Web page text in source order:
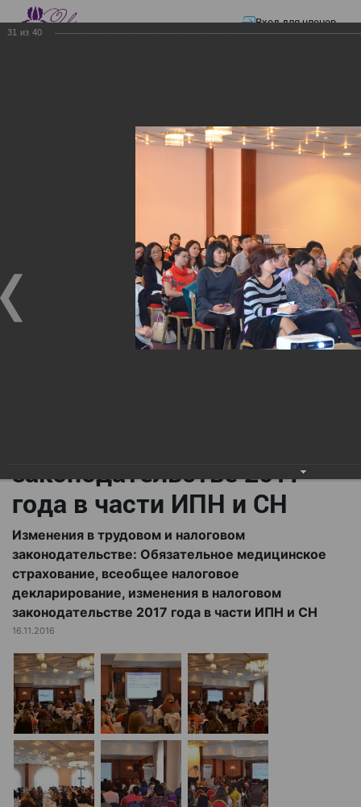
Вход для членов
Презентации—Изменения в трудовом и налоговом
законодательстве: Обязательное медицинское страхование, всеобщее
Изменения в трудовом и
налоговом
законодательстве:
Обязательное
медицинское страхование,
законодательстве 2017
года в части ИПН и СН
Изменения в трудовом и налоговом
законодательстве: Обязательное медицинское
страхование, всеобщее налоговое
декларирование, изменения в налоговом
законодательстве 2017 года в части ИПН и СН
16.11.2016
31 из 40